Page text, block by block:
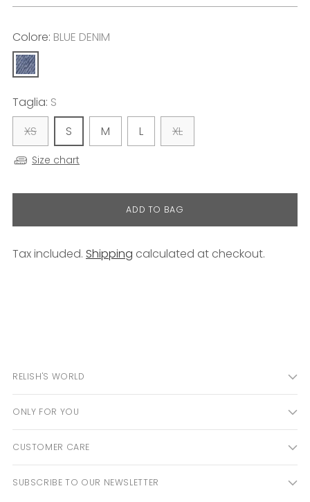
Colore: BLUE DENIM
Taglia: S
XS
S M L XL
Size chart
ADD TO BAG
Tax included. Shipping calculated at checkout.
RELISH'S WORLD
ONLY FOR YOU
CUSTOMER CARE
SUBSCRIBE TO OUR NEWSLETTER